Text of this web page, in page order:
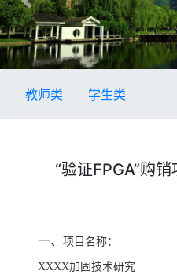
Previous
教师类 学生类
“验证FPGA”购
一、 项目名称：
XXXX加固技术研究